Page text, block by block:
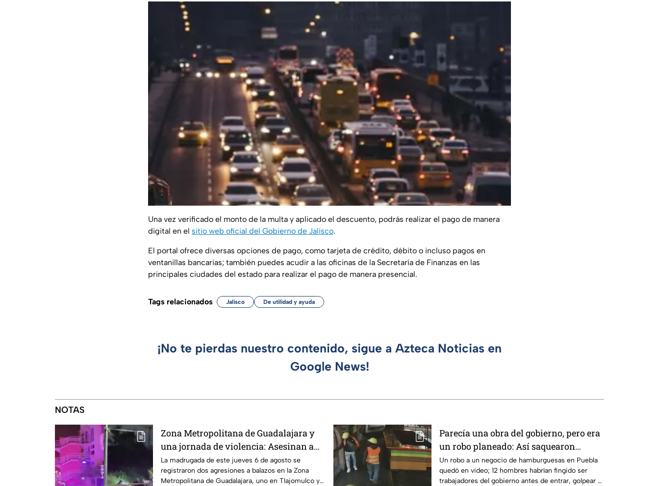
Una vez verificado el monto de la multa y aplicado el descuento, podrás realizar el pago de manera
digital en el sitio web oficial del Gobierno de Jalisco.
El portal ofrece diversas opciones de pago, como tarjeta de crédito, débito o incluso pagos en
ventanillas bancarias; también puedes acudir a las oficinas de la Secretaría de Finanzas en las
principales ciudades del estado para realizar el pago de manera presencial.
Tags relacionados Jalisco De utilidad y ayuda
¡No te pierdas nuestro contenido, sigue a Azteca Noticias en
Google News!
NOTAS
Zona Metropolitana de Guadalajara y
una jornada de violencia: Asesinan a
balazos a dos hombres en Tlajomulco y
El Salto
La madrugada de este jueves 6 de agosto se
registraron dos agresiones a balazos en la Zona
Metropolitana de Guadalajara, uno en Tlajomulco y
Parecía una obra del gobierno, pero era
un robo planeado: Así saquearon
negocio de hamburguesas en Puebla
Un robo a un negocio de hamburguesas en Puebla
quedó en video; 12 hombres habrían fingido ser
trabajadores del gobierno antes de entrar, golpear al